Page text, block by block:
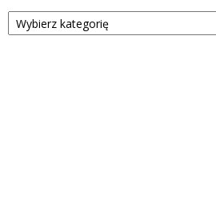
Kategorie